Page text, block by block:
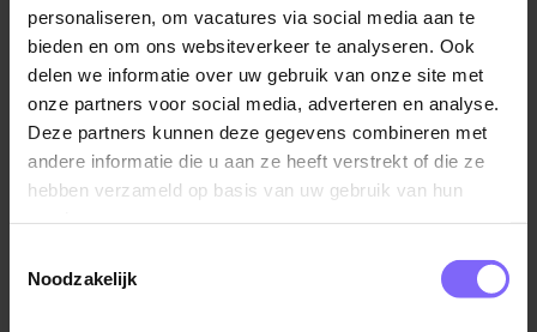
personaliseren, om vacatures via social media aan te
bieden en om ons websiteverkeer te analyseren. Ook
delen we informatie over uw gebruik van onze site met
onze partners voor social media, adverteren en analyse.
Deze partners kunnen deze gegevens combineren met
andere informatie die u aan ze heeft verstrekt of die ze
hebben verzameld op basis van uw gebruik van hun
Noodzakelijk
Klinkt jou dit als muziek in de oren? Bekijk dan alle
chauffeur vacatures in Roermond en solliciteer direct!
Aan de slag als vrachtwagenchauffeur
Als vrachtwagenchauffeur kun je werken voor
verschillende bedrijven, zoals supermarkten of
meubelzaken. Je kunt ook kiezen om zelfstandig te
In deze functie krijg je veel vrijheid en
verantwoordelijkheid. Dit is vooral het geval bij het